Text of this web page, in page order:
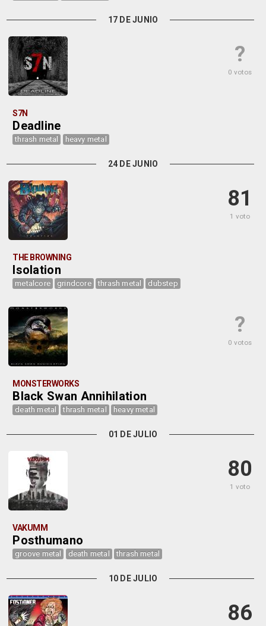
17 DE JUNIO
?
0 votos
S7N
Deadline
thrash metal heavy metal
24 DE JUNIO
81
1 voto
THE BROWNING
Isolation
metalcore grindcore thrash metal dubstep
?
0 votos
MONSTERWORKS
Black Swan Annihilation
death metal thrash metal heavy metal
01 DE JULIO
80
1 voto
VAKUMM
Posthumano
groove metal death metal thrash metal
10 DE JULIO
86